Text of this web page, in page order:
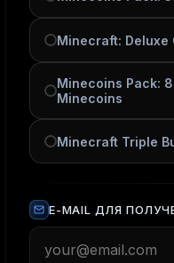
Minecraft: Deluxe
Minecoins Pack:
Minecoins
Minecraft Triple
E-MAIL ДЛЯ